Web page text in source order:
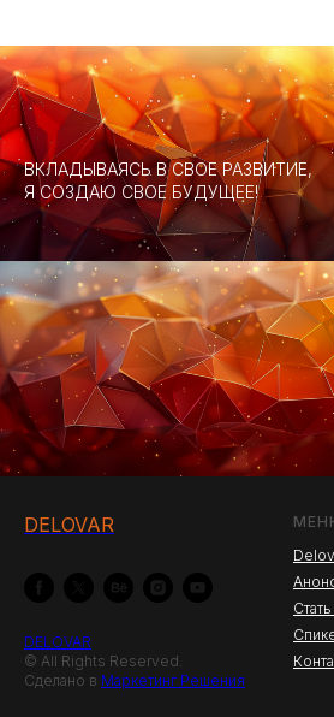
ВКЛАДЫВАЯСЬ В СВОЕ РАЗВИТИЕ,
Я СОЗДАЮ СВОЕ БУДУЩЕЕ!
DELOVAR
DELOVAR
© All Rights Reserved.
Сделано в Маркетинг Решения